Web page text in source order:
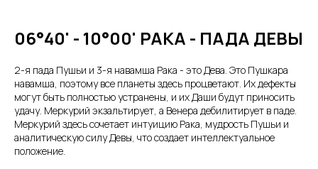
06°40' - 10°00' РАКА - ПАДА ДЕВЫ
2-я пада Пушьи и 3-я навамша Рака - это Дева. Это Пушкара
навамша, поэтому все планеты здесь процветают. Их дефекты
могут быть полностью устранены, и их Даши будут приносить
удачу. Меркурий экзальтирует, а Венера дебилитирует в паде.
Меркурий здесь сочетает интуицию Рака, мудрость Пушьи и
аналитическую силу Девы, что создает интеллектуальное
положение.